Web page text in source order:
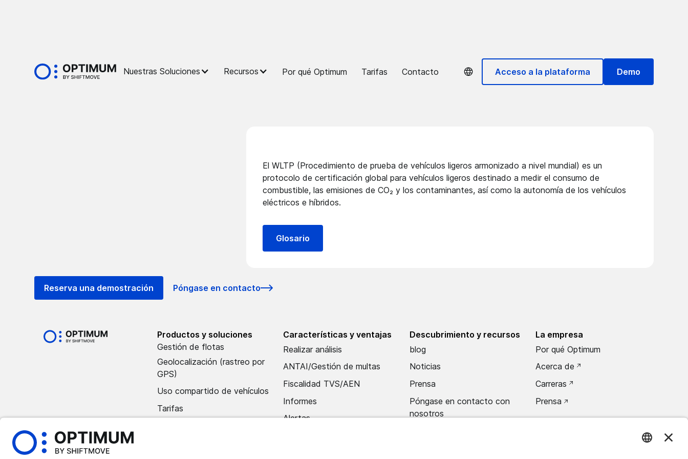
Nuestras Soluciones Recursos Por qué Optimum Tarifas Contacto Acceso a la plataforma Demo
WLTP
El WLTP (Procedimiento de prueba de vehículos ligeros armonizado a nivel mundial) es un
protocolo de certificación global para vehículos ligeros destinado a medir el consumo de
combustible, las emisiones de CO₂ y los contaminantes, así como la autonomía de los vehículos
eléctricos e híbridos.
Glosario
Reserva una demostración Póngase en contacto
Productos y soluciones
Gestión de flotas
Geolocalización (rastreo por
GPS)
Uso compartido de vehículos
Tarifas
Características y ventajas
Realizar análisis
ANTAI/Gestión de multas
Fiscalidad TVS/AEN
Informes
Alertas
Descubrimiento y recursos
blog
Noticias
Prensa
Póngase en contacto con
nosotros
La empresa
Por qué Optimum
Acerca de
Carreras
Prensa